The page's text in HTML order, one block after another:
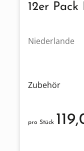
12er
Niederlande
Zubehör
pro Stück